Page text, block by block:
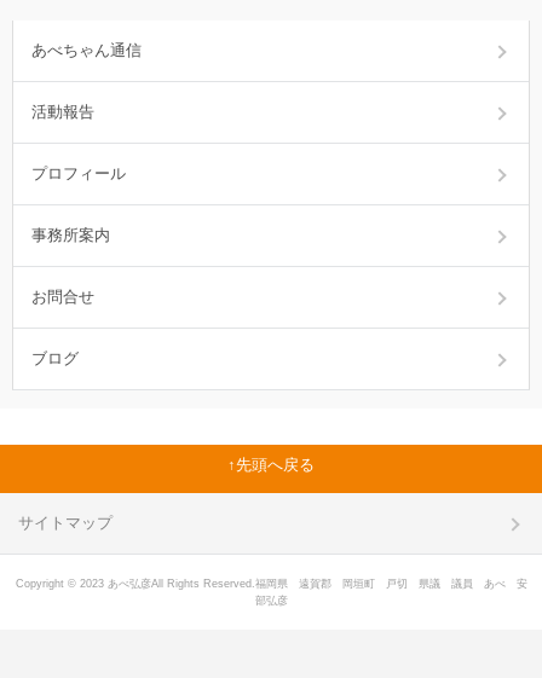
あべちゃん通信
活動報告
プロフィール
事務所案内
お問合せ
ブログ
先頭へ戻る
サイトマップ
Copyright © 2023 あべ弘彦All Rights Reserved.福岡県 遠賀郡 岡垣町 戸切 県議 議員 あべ 安
部弘彦